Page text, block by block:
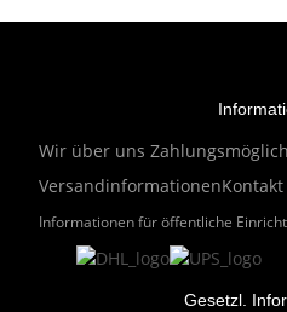
Wir über uns
VersandinformationenKontakt
Informationen für öffentliche
Gesetzl.